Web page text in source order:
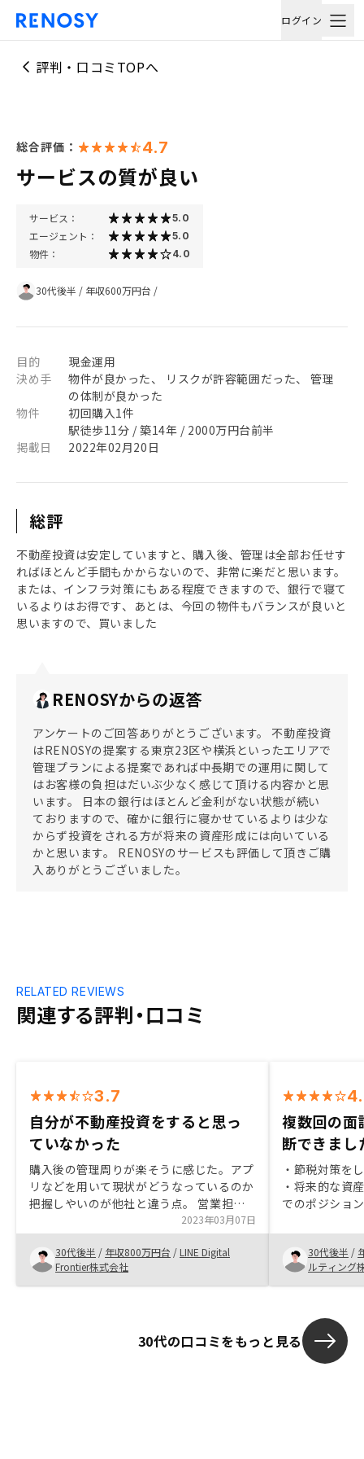
ログイン
評判・口コミTOPへ
総合評価： 4.7
サービスの質が良い
サービス： 5.0
エージェント： 5.0
物件： 4.0
30代後半 / 年収600万円台 /
目的
現金運用
決め手
物件が良かった、 リスクが許容範囲だった、 管理
の体制が良かった
物件
初回購入1件
駅徒歩11分 / 築14年 / 2000万円台前半
掲載日
2022年02月20日
総評
不動産投資は安定していますと、購入後、管理は全部お任せす
ればほとんど手間もかからないので、非常に楽だと思います。
または、インフラ対策にもある程度できますので、銀行で寝て
いるよりはお得です、あとは、今回の物件もバランスが良いと
思いますので、買いました
RENOSYからの返答
アンケートのご回答ありがとうございます。 不動産投資
はRENOSYの提案する東京23区や横浜といったエリアで
管理プランによる提案であれば中長期での運用に関して
はお客様の負担はだいぶ少なく感じて頂ける内容かと思
います。 日本の銀行はほとんど金利がない状態が続い
ておりますので、確かに銀行に寝かせているよりは少な
からず投資をされる方が将来の資産形成には向いている
かと思います。 RENOSYのサービスも評価して頂きご購
入ありがとうございました。
関連する評判・口コミ
RELATED REVIEWS
3.7
自分が不動産投資をすると思っ
ていなかった
購入後の管理周りが楽そうに感じた。アプ
リなどを用いて現状がどうなっているのか
把握しやいのが他社と違う点。 営業担当
の方の信頼感があった。トークスクリプト
以外にあることもきちんと回答してくれて
何かあったら頼れると感じた。 また、提
案時にデータを用いて数字周りが理解しや
すかった。
2023年03月07日
30代後半 / 年収800万円台 /LINE Digital
Frontier株式会社
複数回の面
断できまし
・節税対策を
・将来的な資
でのポジショ
細かく説明頂
た最終的に非
と、で決断した
30代後半 /
ルティング
30代の口コミをもっと見る